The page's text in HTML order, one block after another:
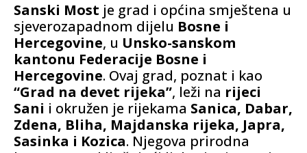
Sanski Most je grad i općina smještena u
sjeverozapadnom dijelu Bosne i
Hercegovine, u Unsko-sanskom
kantonu Federacije Bosne i
Hercegovine. Ovaj grad, poznat i kao
“Grad na devet rijeka”, leži na rijeci
Sani i okružen je rijekama Sanica, Dabar,
Zdena, Bliha, Majdanska rijeka, Japra,
Sasinka i Kozica. Njegova prirodna